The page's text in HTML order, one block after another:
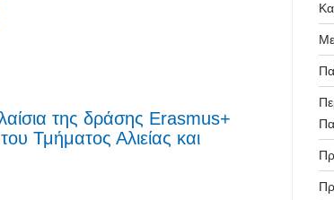
της δράσης Erasmus+
Τμήματος Αλιείας και